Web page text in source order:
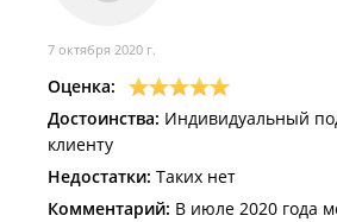
7 октября 2020 г.
Оценка:
Достоинства: Индивидуальный
клиенту
Недостатки: Таких нет
Комментарий: В июле 2020 года